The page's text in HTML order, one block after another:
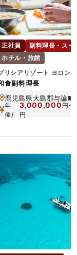
正社員
副料理長・スー
ホテル・旅館
リシアリゾート ヨロン
食副料理長
鹿児島県大島郡与論
年
俸/
3,000,000 円〜
円